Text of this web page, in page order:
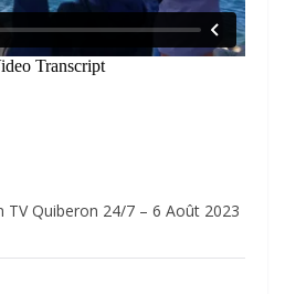
Quiberon 24/7 – 6 Août 2023